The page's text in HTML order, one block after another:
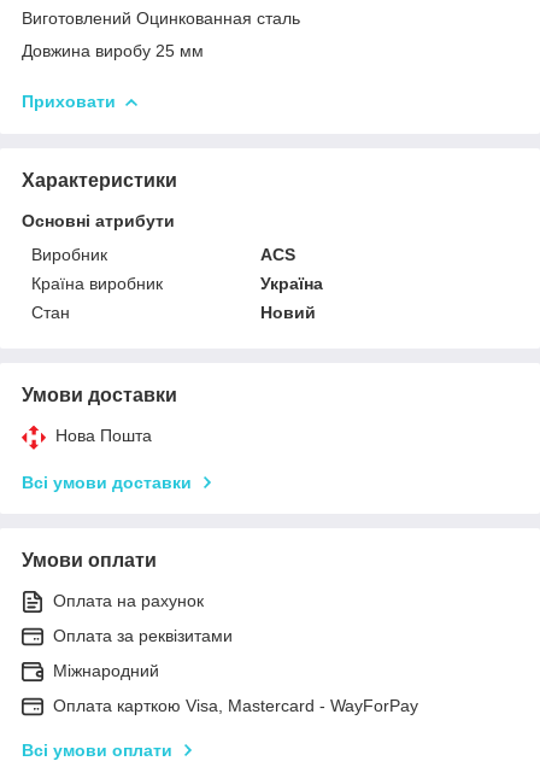
Виготовлений Оцинкованная сталь
Довжина виробу 25 мм
Приховати
Характеристики
Основні атрибути
Виробник
ACS
Країна виробник
Україна
Стан
Новий
Умови доставки
Нова Пошта
Всі умови доставки
Умови оплати
Оплата на рахунок
Оплата за реквізитами
Міжнародний
Оплата карткою Visa, Mastercard - WayForPay
Всі умови оплати